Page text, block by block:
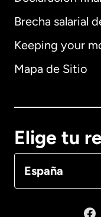
Brecha salarial
Keeping your
Mapa de Sitio
Elige tu
España
Alemania